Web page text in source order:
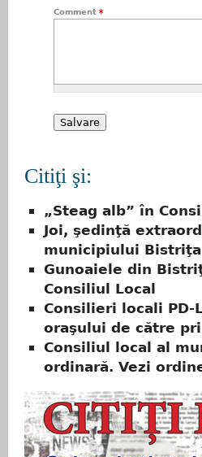
Comment *
Citiţi şi:
„Steag alb” în
Joi, şedinţă
municipiului Bistriţa
Gunoaiele din
Consiliul Local
Consilieri locali PD-
oraşului de către
Consiliul local al
ordinară. Vezi